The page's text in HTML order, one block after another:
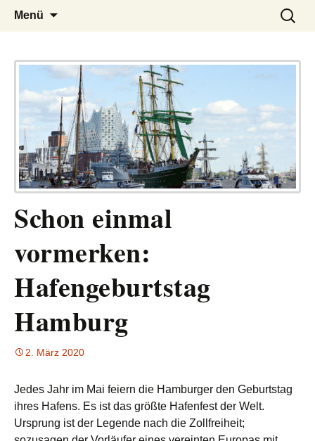
LUCKX
– das Magazin
Menü
Suchen
nach:
Schon einmal
vormerken:
Hafengeburtstag
Hamburg
2. März 2020
Jedes Jahr im Mai feiern die Hamburger den Geburtstag
ihres Hafens. Es ist das größte Hafenfest der Welt.
Ursprung ist der Legende nach die Zollfreiheit;